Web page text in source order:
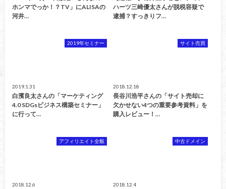
ホンマでっか！？TV」にALISAの
河井…
ハーツ三崎優太さんが脱税容疑で
逮捕？すっきりフ…
2019年セミナー
2019.1.31
白濱良太さんの「マーケティング
4.0 SDGsビジネス構築セミナー」
に行って…
サイト売買
2018.12.18
長谷川浩平さんの「サイト売却に
欠かせない4つの重要参考資料」を
購入レビュー！…
アフィリエイト全般
2018.12.6
中古ドメイン
2018.12.4